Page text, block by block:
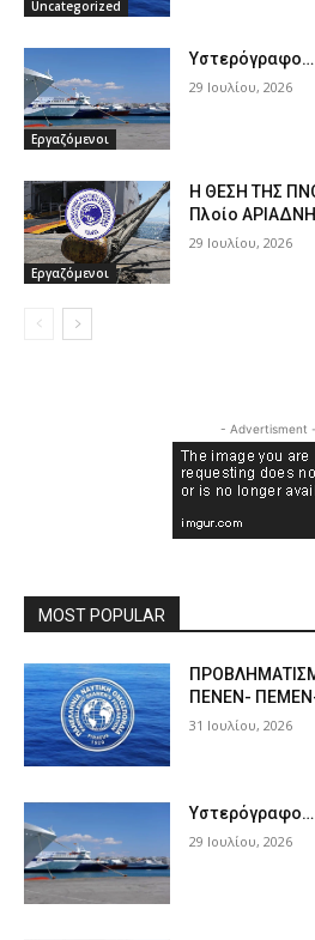
Uncategorized
Εργαζόμενοι
Υστερόγραφο…
29 Ιουλίου, 2026
Εργαζόμενοι
Η ΘΕΣΗ ΤΗΣ ΠΝΟ
Πλοίο ΑΡΙΑΔΝΗ
29 Ιουλίου, 2026
- Advertisment -
MOST POPULAR
ΠΕΝΕΝ-
31 Ιουλίου, 2026
Υστερόγραφο…
29 Ιουλίου, 2026